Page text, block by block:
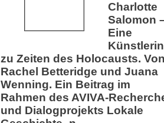
Charlotte
Salomon
Eine
Künstlerin
zu Zeiten des Holocausts.
Rachel Betteridge und Juana
Wenning. Ein Beitrag im
Rahmen des AVIVA-
und Dialogprojekts Lokale